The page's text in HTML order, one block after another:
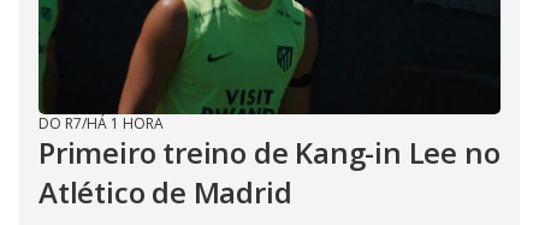
DO R7/HÁ 1 HORA
Primeiro treino de Kang-in Lee no
Atlético de Madrid